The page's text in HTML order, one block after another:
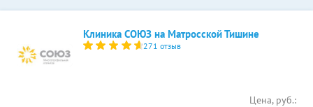
Клиника СОЮЗ на Матросской Тишине
271 отзыв
Цена, руб.: